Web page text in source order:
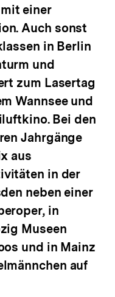
einer
Auch sonst
in Berlin
und
zum Lasertag
Wannsee und
Bei den
Jahrgänge
aus
in der
neben einer
in
Museen
und in Mainz
auf